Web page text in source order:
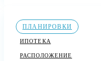
ПЛАНИРОВКИ
ИПОТЕКА
РАСПОЛОЖЕНИЕ